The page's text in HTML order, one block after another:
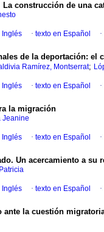
construcción de una
Inglés · texto en Español ·
de la deportación: el
Ramírez, Montserrat;
Inglés · texto en Español ·
la migración
Jeanine
Inglés · texto en Español ·
Un acercamiento a su
Inglés · texto en Español ·
ante la cuestión